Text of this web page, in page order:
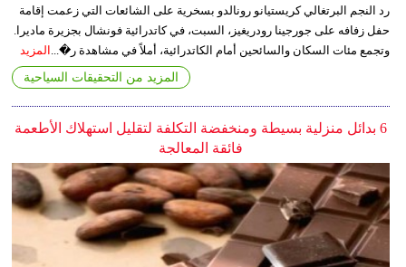
رد النجم البرتغالي كريستيانو رونالدو بسخرية على الشائعات التي زعمت إقامة
حفل زفافه على جورجينا رودريغيز، السبت، في كاتدرائية فونشال بجزيرة ماديرا.
وتجمع مئات السكان والسائحين أمام الكاتدرائية، أملاً في مشاهدة ر�... المزيد
المزيد من التحقيقات السياحية
6 بدائل منزلية بسيطة ومنخفضة التكلفة لتقليل استهلاك الأطعمة
فائقة المعالجة